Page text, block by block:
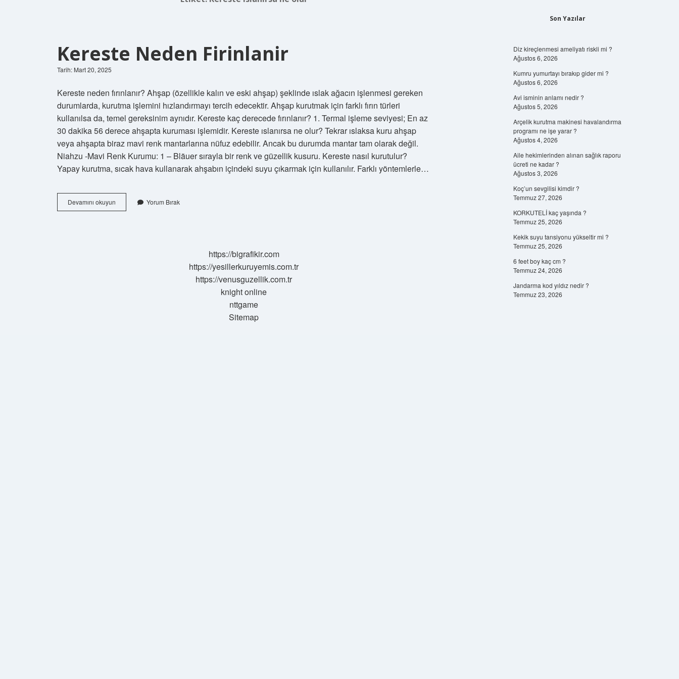
Kereste Neden Firinlanir
Tarih: Mart 20, 2025
Kereste neden fırınlanır? Ahşap (özellikle kalın ve eski ahşap) şeklinde ıslak ağacın işlenmesi gereken
durumlarda, kurutma işlemini hızlandırmayı tercih edecektir. Ahşap kurutmak için farklı fırın türleri
kullanılsa da, temel gereksinim aynıdır. Kereste kaç derecede fırınlanır? 1. Termal işleme seviyesi; En az
30 dakika 56 derece ahşapta kuruması işlemidir. Kereste ıslanırsa ne olur? Tekrar ıslaksa kuru ahşap
veya ahşapta biraz mavi renk mantarlarına nüfuz edebilir. Ancak bu durumda mantar tam olarak değil.
Niahzu -Mavi Renk Kurumu: 1 – Bläuer sırayla bir renk ve güzellik kusuru. Kereste nasıl kurutulur?
Yapay kurutma, sıcak hava kullanarak ahşabın içindeki suyu çıkarmak için kullanılır. Farklı yöntemlerle…
Devamını okuyun
Neden
Yorum Bırak
https://bigrafikir.com
https://yesillerkuruyemis.com.tr
https://venusguzellik.com.tr
knight online
nttgame
Sitemap
Son Yazılar
Diz kireçlenmesi ameliyatı riskli mi ?
Ağustos 6, 2026
Kumru yumurtayı bırakıp gider mi ?
Ağustos 6, 2026
Avi isminin anlamı nedir ?
Ağustos 5, 2026
Arçelik kurutma makinesi havalandırma
programı ne işe yarar ?
Ağustos 4, 2026
Aile hekimlerinden alınan sağlık raporu
ücreti ne kadar ?
Ağustos 3, 2026
Koç’un sevgilisi kimdir ?
Temmuz 27, 2026
KORKUTELİ kaç yaşında ?
Temmuz 25, 2026
Kekik suyu tansiyonu yükseltir mi ?
Temmuz 25, 2026
6 feet boy kaç cm ?
Temmuz 24, 2026
Jandarma kod yıldız nedir ?
Temmuz 23, 2026